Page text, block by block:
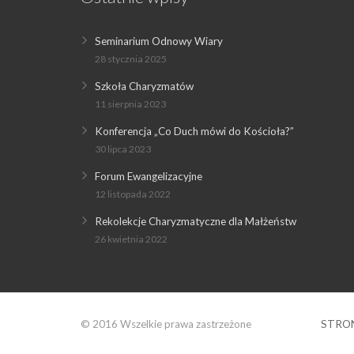
Seminarium Odnowy Wiary
28 stycznia 2025
Szkoła Charyzmatów
11 sierpnia 2023
Konferencja „Co Duch mówi do Kościoła?”
30 lipca 2023
Forum Ewangelizacyjne
12 listopada 2022
Rekolekcje Charyzmatyczne dla Małżeństw
26 kwietnia 2022
© 2016 Wszelkie prawa zastrzeżone